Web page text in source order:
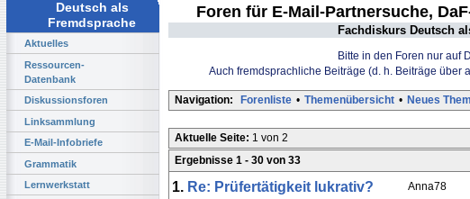
Deutsch als
Fremdsprache
Aktuelles
Ressourcen-
Datenbank
Diskussionsforen
Linksammlung
E-Mail-Infobriefe
Grammatik
Lernwerkstatt
Foren für E-Mail-Partnersuche,
Fachdiskurs Deutsch
Bitte in den Foren nur auf
Auch fremdsprachliche Beiträge (d. h. Beiträge über
Navigation: Forenliste • Themenübersicht • Neues
Aktuelle Seite: 1 von 2
Ergebnisse 1 - 30 von 33
Anna78
1. Re: Prüfertätigkeit lukrativ?